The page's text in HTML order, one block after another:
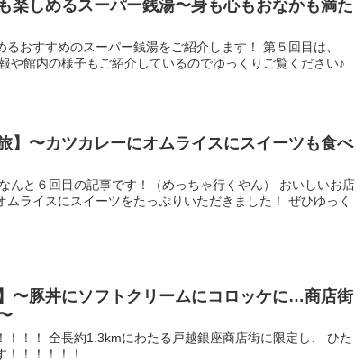
楽しめるスーパー銭湯〜身も心もおなかも満た
おすすめのスーパー銭湯をご紹介します！ 第５回目は、
や館内の様子もご紹介しているのでゆっくりご覧ください♪
】〜カツカレーにオムライスにスイーツも食べ
んと６回目の記事です！（めっちゃ行くやん） おいしいお店
ライスにスイーツをたっぷりいただきました！ ぜひゆっく
〜豚丼にソフトクリームにコロッケに…商店街
！！ 全長約1.3kmにわたる戸越銀座商店街に限定し、 ひた
！！！！！